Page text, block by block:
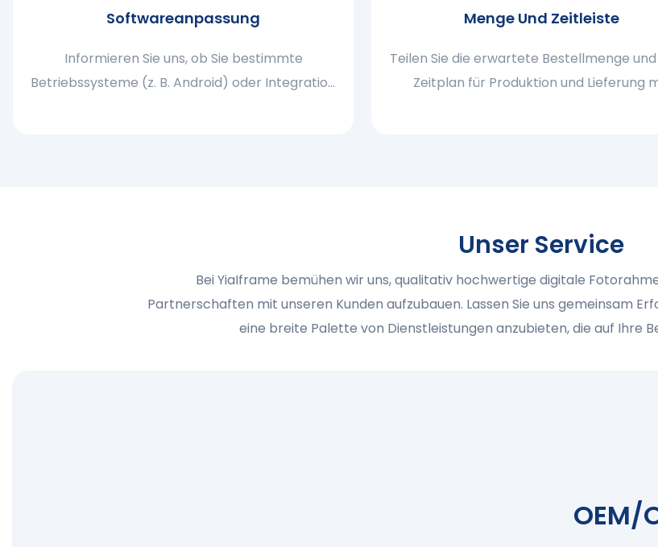
Softwareanpassung
Informieren Sie uns, ob Sie bestimmte
Betriebssysteme (z. B. Android) oder Integration
Menge Und Zeitleiste
Teilen Sie die erwartete Bestellmenge
Zeitplan für Produktion und Lieferung
Unser Service
Bei YiaIframe bemühen wir uns, qualitativ hochwertige digitale
Partnerschaften mit unseren Kunden aufzubauen. Lassen Sie uns gemeinsam
eine breite Palette von Dienstleistungen anzubieten, die auf Ihre
OEM/